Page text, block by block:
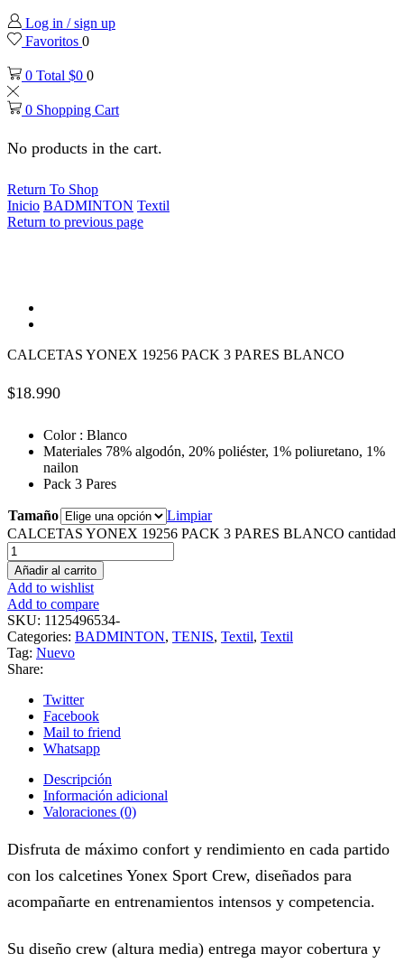
Log in / sign up
Favoritos 0
0 Total $0 0
0 Shopping Cart
No products in the cart.
Return To Shop
Inicio BADMINTON Textil
Return to previous page
CALCETAS YONEX 19256 PACK 3 PARES BLANCO
$18.990
Color : Blanco
Materiales 78% algodón, 20% poliéster, 1% poliuretano, 1%
nailon
Pack 3 Pares
Tamaño
Limpiar
CALCETAS YONEX 19256 PACK 3 PARES BLANCO cantidad
Añadir al carrito
Add to wishlist
Add to compare
SKU: 1125496534-
Categories: BADMINTON, TENIS, Textil, Textil
Tag: Nuevo
Share:
Twitter
Facebook
Mail to friend
Whatsapp
Descripción
Información adicional
Valoraciones (0)
Disfruta de máximo confort y rendimiento en cada partido
con los calcetines Yonex Sport Crew, diseñados para
acompañarte en entrenamientos intensos y competencia.
Su diseño crew (altura media) entrega mayor cobertura y